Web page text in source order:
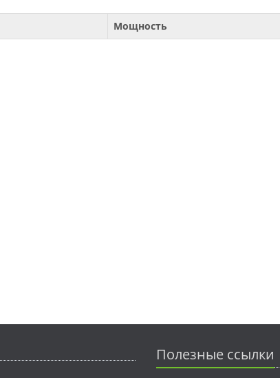
Мощность
Полезные ссылки